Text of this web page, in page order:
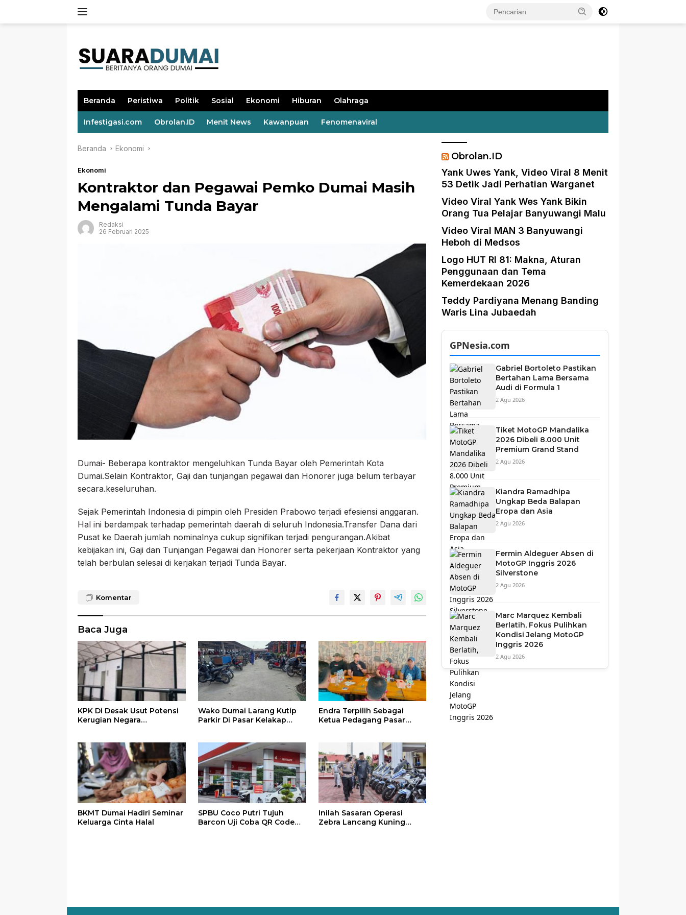
Beranda Peristiwa Politik Sosial Ekonomi Hiburan Olahraga
Infestigasi.com Obrolan.ID Menit News Kawanpuan Fenomenaviral
Beranda Ekonomi
Ekonomi
Kontraktor dan Pegawai Pemko Dumai Masih
Mengalami Tunda Bayar
Redaksi
26 Februari 2025
Dumai- Beberapa kontraktor mengeluhkan Tunda Bayar oleh Pemerintah Kota
Dumai.Selain Kontraktor, Gaji dan tunjangan pegawai dan Honorer juga belum terbayar
secara.keseluruhan.
Sejak Pemerintah Indonesia di pimpin oleh Presiden Prabowo terjadi efesiensi anggaran.
Hal ini berdampak terhadap pemerintah daerah di seluruh Indonesia.Transfer Dana dari
Pusat ke Daerah jumlah nominalnya cukup signifikan terjadi pengurangan.Akibat
kebijakan ini, Gaji dan Tunjangan Pegawai dan Honorer serta pekerjaan Kontraktor yang
telah berbulan selesai di kerjakan terjadi Tunda Bayar.
Komentar
Baca Juga
KPK Di Desak Usut Potensi
Kerugian Negara
Rp.1,723 M, Setahun Di
Bangun Lalu Di Hancurkan
Wako Dumai Larang Kutip
Parkir Di Pasar Kelakap
Endra Terpilih Sebagai
Ketua Pedagang Pasar
BKMT Dumai Hadiri Seminar
Keluarga Cinta Halal
SPBU Coco Putri Tujuh
Barcon Uji Coba QR Code
Inilah Sasaran Operasi
Zebra Lancang Kuning
Obrolan.ID
Yank Uwes Yank, Video Viral 8 Menit
53 Detik Jadi Perhatian Warganet
Video Viral Yank Wes Yank Bikin
Orang Tua Pelajar Banyuwangi Malu
Video Viral MAN 3 Banyuwangi
Heboh di Medsos
Logo HUT RI 81: Makna, Aturan
Penggunaan dan Tema
Kemerdekaan 2026
Teddy Pardiyana Menang Banding
Waris Lina Jubaedah
GPNesia.com
Gabriel Bortoleto Pastikan
Bertahan Lama Bersama
Audi di Formula 1
2 Agu 2026
Tiket MotoGP Mandalika
2026 Dibeli 8.000 Unit
Premium Grand Stand
2 Agu 2026
Kiandra Ramadhipa
Ungkap Beda Balapan
Eropa dan Asia
2 Agu 2026
Fermin Aldeguer Absen di
MotoGP Inggris 2026
Silverstone
2 Agu 2026
Marc Marquez Kembali
Berlatih, Fokus Pulihkan
Kondisi Jelang MotoGP
Inggris 2026
2 Agu 2026